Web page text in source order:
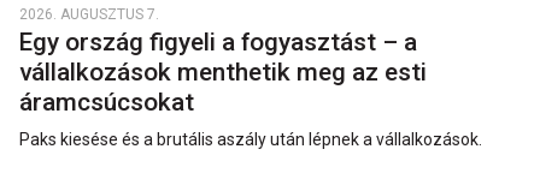
2026. AUGUSZTUS 7.
Egy ország figyeli a fogyasztást – a
vállalkozások menthetik meg az esti
áramcsúcsokat
Paks kiesése és a brutális aszály után lépnek a vállalkozások.